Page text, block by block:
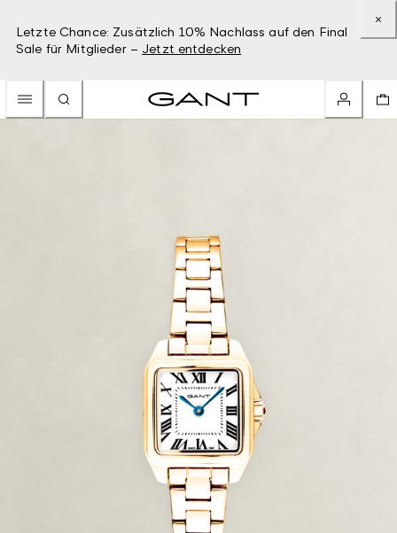
Letzte Chance: Zusätzlich 10% Nachlass auf den Final
Sale für Mitglieder – Jetzt entdecken